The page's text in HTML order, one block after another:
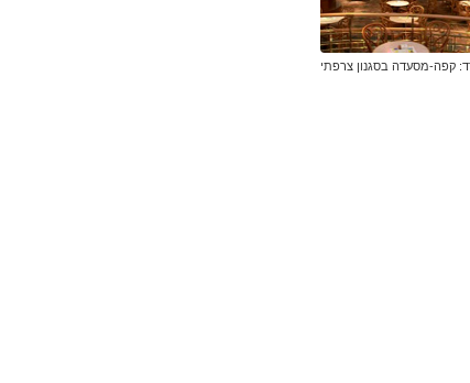
קפה-מסעדה בסגנון צרפתי